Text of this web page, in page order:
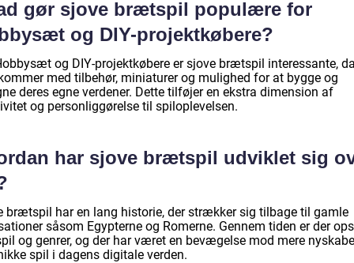
gør sjove brætspil populære for
og DIY-projektkøbere?
og DIY-projektkøbere er sjove brætspil interessante,
med tilbehør, miniaturer og mulighed for at bygge og
deres egne verdener. Dette tilføjer en ekstra dimension af
og personliggørelse til spiloplevelsen.
har sjove brætspil udviklet sig
brætspil har en lang historie, der strækker sig tilbage til gamle
såsom Egypterne og Romerne. Gennem tiden er der
og genrer, og der har været en bevægelse mod mere
spil i dagens digitale verden.